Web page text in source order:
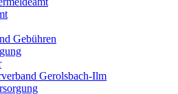
Gebühren
Gerolsbach-Ilm